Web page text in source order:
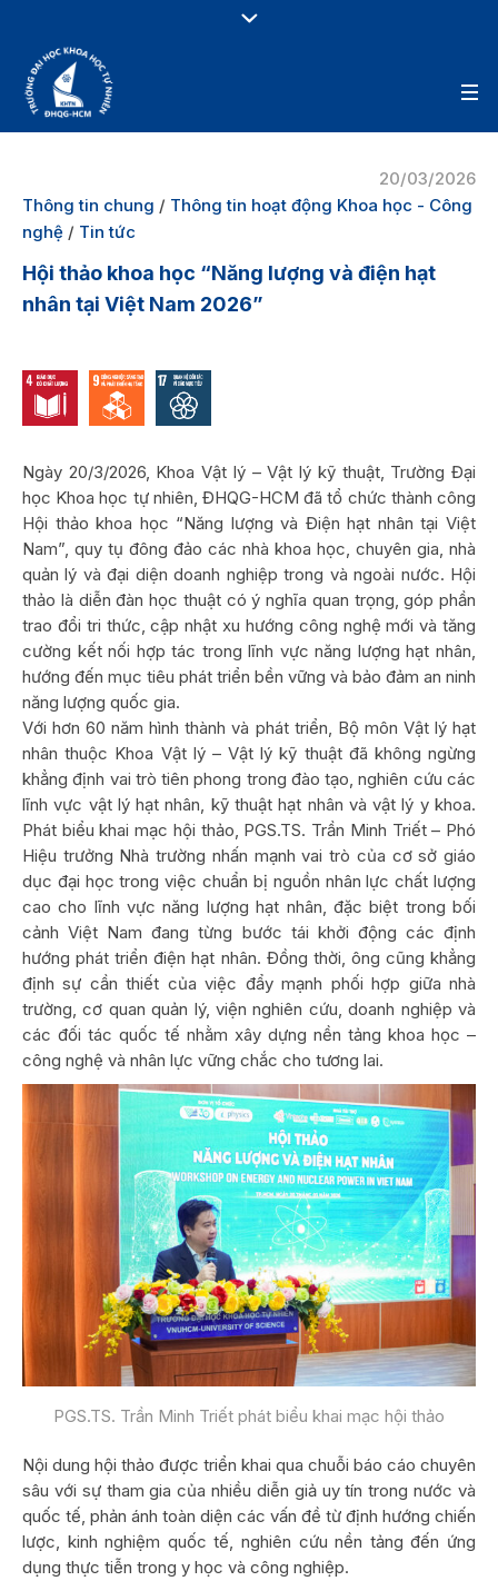
20/03/2026
Thông tin chung / Thông tin hoạt động Khoa học - Công
nghệ / Tin tức
Hội thảo khoa học “Năng lượng và điện hạt
nhân tại Việt Nam 2026”
Ngày 20/3/2026, Khoa Vật lý – Vật lý kỹ thuật, Trường Đại
học Khoa học tự nhiên, ĐHQG-HCM đã tổ chức thành công
Hội thảo khoa học “Năng lượng và Điện hạt nhân tại Việt
Nam”, quy tụ đông đảo các nhà khoa học, chuyên gia, nhà
quản lý và đại diện doanh nghiệp trong và ngoài nước. Hội
thảo là diễn đàn học thuật có ý nghĩa quan trọng, góp phần
trao đổi tri thức, cập nhật xu hướng công nghệ mới và tăng
cường kết nối hợp tác trong lĩnh vực năng lượng hạt nhân,
hướng đến mục tiêu phát triển bền vững và bảo đảm an ninh
năng lượng quốc gia.
Với hơn 60 năm hình thành và phát triển, Bộ môn Vật lý hạt
nhân thuộc Khoa Vật lý – Vật lý kỹ thuật đã không ngừng
khẳng định vai trò tiên phong trong đào tạo, nghiên cứu các
lĩnh vực vật lý hạt nhân, kỹ thuật hạt nhân và vật lý y khoa.
Phát biểu khai mạc hội thảo, PGS.TS. Trần Minh Triết – Phó
Hiệu trưởng Nhà trường nhấn mạnh vai trò của cơ sở giáo
dục đại học trong việc chuẩn bị nguồn nhân lực chất lượng
cao cho lĩnh vực năng lượng hạt nhân, đặc biệt trong bối
cảnh Việt Nam đang từng bước tái khởi động các định
hướng phát triển điện hạt nhân. Đồng thời, ông cũng khẳng
định sự cần thiết của việc đẩy mạnh phối hợp giữa nhà
trường, cơ quan quản lý, viện nghiên cứu, doanh nghiệp và
các đối tác quốc tế nhằm xây dựng nền tảng khoa học –
công nghệ và nhân lực vững chắc cho tương lai.
PGS.TS. Trần Minh Triết phát biểu khai mạc hội thảo
Nội dung hội thảo được triển khai qua chuỗi báo cáo chuyên
sâu với sự tham gia của nhiều diễn giả uy tín trong nước và
quốc tế, phản ánh toàn diện các vấn đề từ định hướng chiến
lược, kinh nghiệm quốc tế, nghiên cứu nền tảng đến ứng
dụng thực tiễn trong y học và công nghiệp.